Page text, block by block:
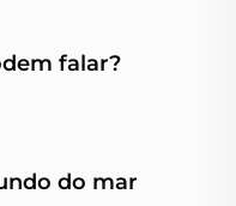
falar?
do mar